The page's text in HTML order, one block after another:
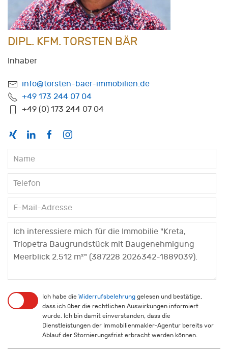
DIPL. KFM. TORSTEN BÄR
Inhaber
info@torsten-baer-immobilien.de
+49 173 244 07 04
+49 (0) 173 244 07 04
Ich habe die Widerrufsbelehrung gelesen und bestätige,
dass ich über die rechtlichen Auswirkungen informiert
wurde. Ich bin damit einverstanden, dass die
Dienstleistungen der Immobilienmakler-Agentur bereits vor
Ablauf der Stornierungsfrist erbracht werden können.